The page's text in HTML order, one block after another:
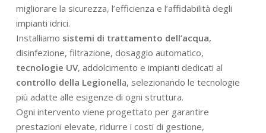
migliorare la sicurezza, l’efficienza e l’affidabilità degli
impianti idrici.
Installiamo sistemi di trattamento dell’acqua,
disinfezione, filtrazione, dosaggio automatico,
tecnologie UV, addolcimento e impianti dedicati al
controllo della Legionella, selezionando le tecnologie
più adatte alle esigenze di ogni struttura.
Ogni intervento viene progettato per garantire
prestazioni elevate, ridurre i costi di gestione,